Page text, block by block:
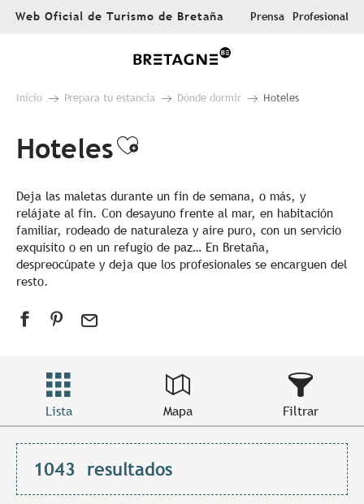
AllerWeb Oficial de Turismo de Bretaña Prensa Profesional
Inicio Prepara tu estancia Dónde dormir Hoteles
HotelesAjouter aux favoris
Deja las maletas durante un fin de semana, o más, y
relájate al fin. Con desayuno frente al mar, en habitación
familiar, rodeado de naturaleza y aire puro, con un servicio
exquisito o en un refugio de paz… En Bretaña,
despreocúpate y deja que los profesionales se encarguen del
resto.
Lista Mapa Filtrar
1043 resultados